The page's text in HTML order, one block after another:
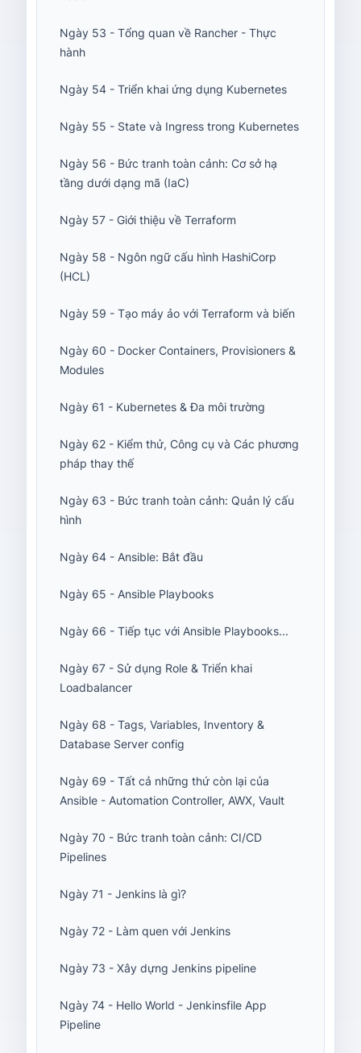
Ngày 53 - Tổng quan về Rancher - Thực
hành
Ngày 54 - Triển khai ứng dụng Kubernetes
Ngày 55 - State và Ingress trong Kubernetes
Ngày 56 - Bức tranh toàn cảnh: Cơ sở hạ
tầng dưới dạng mã (IaC)
Ngày 57 - Giới thiệu về Terraform
Ngày 58 - Ngôn ngữ cấu hình HashiCorp
(HCL)
Ngày 59 - Tạo máy ảo với Terraform và biến
Ngày 60 - Docker Containers, Provisioners &
Modules
Ngày 61 - Kubernetes & Đa môi trường
Ngày 62 - Kiểm thử, Công cụ và Các phương
pháp thay thế
Ngày 63 - Bức tranh toàn cảnh: Quản lý cấu
hình
Ngày 64 - Ansible: Bắt đầu
Ngày 65 - Ansible Playbooks
Ngày 66 - Tiếp tục với Ansible Playbooks...
Ngày 67 - Sử dụng Role & Triển khai
Loadbalancer
Ngày 68 - Tags, Variables, Inventory &
Database Server config
Ngày 69 - Tất cả những thứ còn lại của
Ansible - Automation Controller, AWX, Vault
Ngày 70 - Bức tranh toàn cảnh: CI/CD
Pipelines
Ngày 71 - Jenkins là gì?
Ngày 72 - Làm quen với Jenkins
Ngày 73 - Xây dựng Jenkins pipeline
Ngày 74 - Hello World - Jenkinsfile App
Pipeline